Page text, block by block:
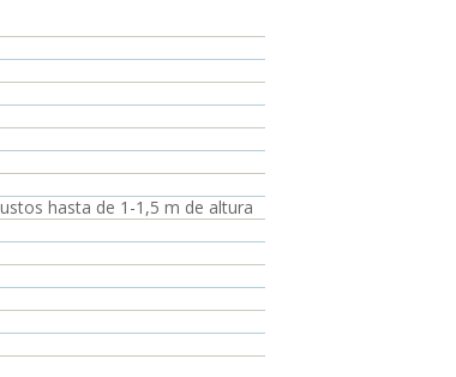
hasta de 1-1,5 m de altura